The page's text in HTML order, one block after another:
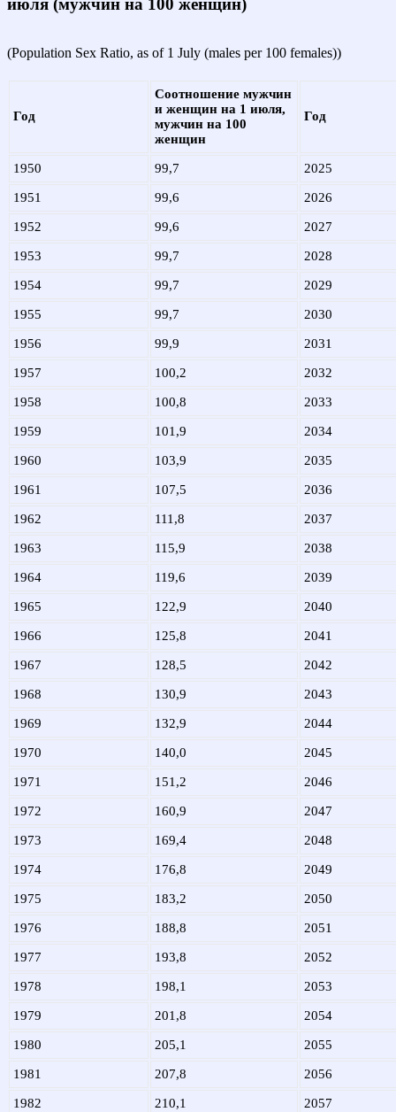
июля (мужчин на 100 женщин)
(Population Sex Ratio, as of 1 July (males per 100 females))
Год
Соотношение мужчин
и женщин на 1 июля,
мужчин на 100
женщин
Год
1950 99,7 2025
1951 99,6 2026
1952 99,6 2027
1953 99,7 2028
1954 99,7 2029
1955 99,7 2030
1956 99,9 2031
1957 100,2 2032
1958 100,8 2033
1959 101,9 2034
1960 103,9 2035
1961 107,5 2036
1962 111,8 2037
1963 115,9 2038
1964 119,6 2039
1965 122,9 2040
1966 125,8 2041
1967 128,5 2042
1968 130,9 2043
1969 132,9 2044
1970 140,0 2045
1971 151,2 2046
1972 160,9 2047
1973 169,4 2048
1974 176,8 2049
1975 183,2 2050
1976 188,8 2051
1977 193,8 2052
1978 198,1 2053
1979 201,8 2054
1980 205,1 2055
1981 207,8 2056
1982 210,1 2057